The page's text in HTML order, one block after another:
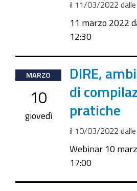
il 11/03/2022 dalle
11 marzo 2022
12:30
2022-
03-
10T15:00:00+01:00
2022-
MARZO
10
giovedì
DIRE,
di
pratiche
il 10/03/2022 dalle
Webinar 10
17:00